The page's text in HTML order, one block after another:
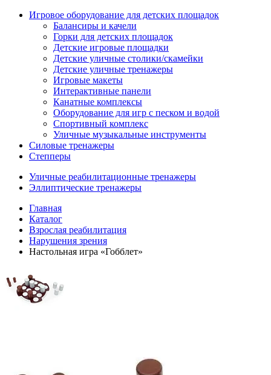
Игровое оборудование для детских площадок
Балансиры и качели
Горки для детских площадок
Детские игровые площадки
Детские уличные столики/скамейки
Детские уличные тренажеры
Игровые макеты
Интерактивные панели
Канатные комплексы
Оборудование для игр с песком и водой
Спортивный комплекс
Уличные музыкальные инструменты
Силовые тренажеры
Степперы
Уличные реабилитационные тренажеры
Эллиптические тренажеры
Главная
Каталог
Взрослая реабилитация
Нарушения зрения
Настольная игра «Гобблет»